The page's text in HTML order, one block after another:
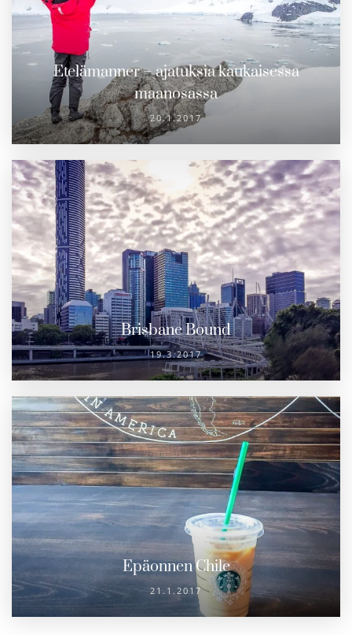
Etelämanner – ajatuksia kaukaisessa
maanosassa
20.1.2017
Brisbane Bound
19.3.2017
Epäonnen Chile
21.1.2017